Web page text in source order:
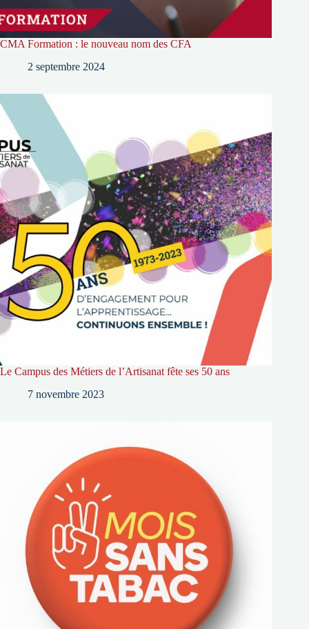
CMA Formation : le nouveau nom des CFA
2 septembre 2024
Le Campus des Métiers de l’Artisanat fête ses 50 ans
7 novembre 2023